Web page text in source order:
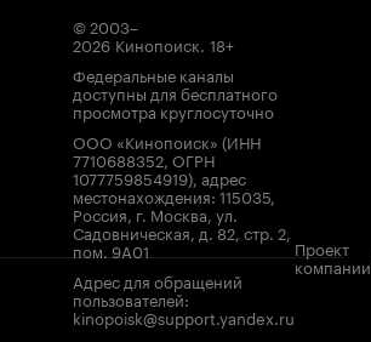
© 2003–
2026 Кинопоиск. 18+
Федеральные каналы
доступны для бесплатного
просмотра круглосуточно
ООО «Кинопоиск» (ИНН
7710688352, ОГРН
1077759854919), адрес
местонахождения: 115035,
Россия, г. Москва, ул.
Садовническая, д. 82, стр. 2,
пом. 9А01
Адрес для обращений
пользователей:
kinopoisk@support.yandex.ru
Проект
компании